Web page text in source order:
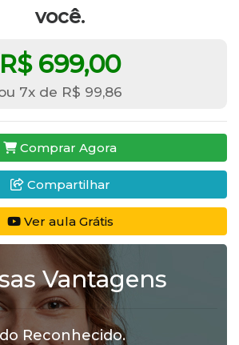
você.
R$ 699,00
7x de R$ 99,86
Comprar Agora
Compartilhar
Ver aula Grátis
Vantagens
Reconhecido.